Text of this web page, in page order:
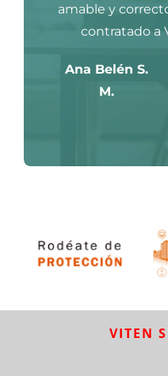
amable y
contratado a
Ana Belén S.
M.
VITEN